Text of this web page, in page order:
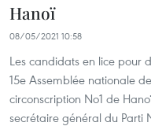
Hanoï
08/05/2021 10:58
Les candidats en lice pour
15e Assemblée nationale
circonscription No1 de
secrétaire général du Parti